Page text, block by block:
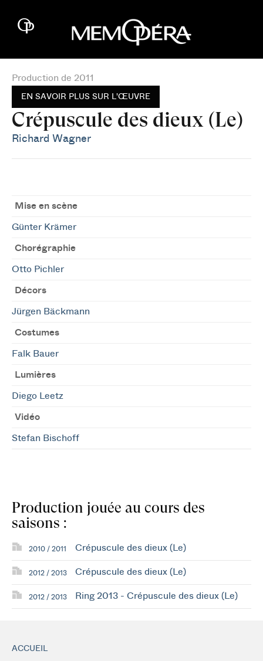
Production de 2011
EN SAVOIR PLUS SUR L'ŒUVRE
Crépuscule des dieux (Le)
Richard Wagner
Mise en scène
Günter Krämer
Chorégraphie
Otto Pichler
Décors
Jürgen Bäckmann
Costumes
Falk Bauer
Lumières
Diego Leetz
Vidéo
Stefan Bischoff
Production jouée au cours des
saisons :
2010 / 2011 Crépuscule des dieux (Le)
2012 / 2013 Crépuscule des dieux (Le)
2012 / 2013 Ring 2013 - Crépuscule des dieux (Le)
ACCUEIL